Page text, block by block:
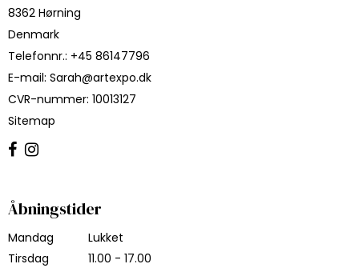
8362 Hørning
Denmark
Telefonnr.: +45 86147796
E-mail: Sarah@artexpo.dk
CVR-nummer: 10013127
Sitemap
Åbningstider
Mandag
Lukket
Tirsdag
11.00 - 17.00